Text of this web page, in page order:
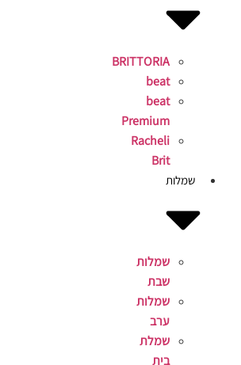
BRITTORIA
beat
beat
Premium
Racheli
Brit
שמלות
שמלות
שבת
שמלות
ערב
שמלת
בית